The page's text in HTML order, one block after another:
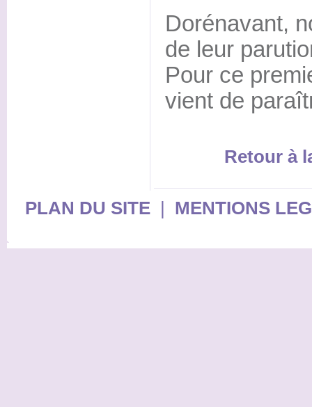
Dorénavant,
de leur
Pour ce
vient de
Retour à
PLAN DU SITE| MENTIONS